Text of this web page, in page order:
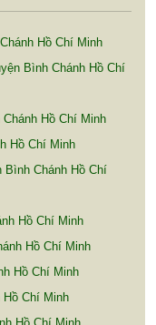
Hồ Chí Minh
Bình Chánh Hồ Chí
Hồ Chí Minh
Hồ Chí Minh
Bình Chánh Hồ Chí
Hồ Chí Minh
Hồ Chí Minh
Hồ Chí Minh
Hồ Chí Minh